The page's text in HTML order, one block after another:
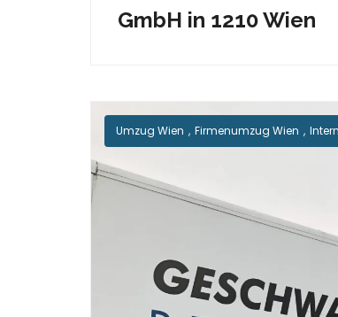
GmbH in 1210 Wien
Umzug Wien , Firmenumzug Wien ,